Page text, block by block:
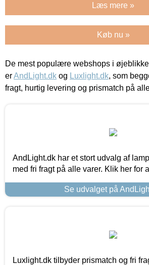
Læs mere »
Køb nu »
De mest populære webshops i
erAndLight.dk og Luxlight.dk, som
fragt, hurtig levering og prismatch på
AndLight.dk har et stort udvalg af
med fri fragt på alle varer. Klik her for
Se udvalget på
Luxlight.dk tilbyder prismatch og fri